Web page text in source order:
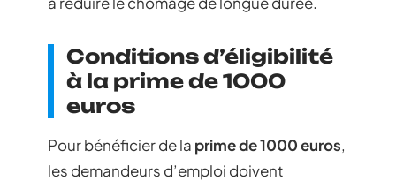
Conditions d’éligibilité
à la prime de 1000
euros
Pour bénéficier de la prime de 1000 euros,
les demandeurs d’emploi doivent